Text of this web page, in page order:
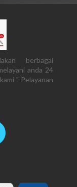
berbagai
anda 24
" Pelayanan